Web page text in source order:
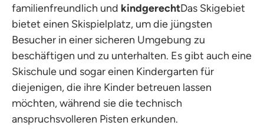
familienfreundlich und kindgerechtDas Skigebiet
bietet einen Skispielplatz, um die jüngsten
Besucher in einer sicheren Umgebung zu
beschäftigen und zu unterhalten. Es gibt auch eine
Skischule und sogar einen Kindergarten für
diejenigen, die ihre Kinder betreuen lassen
möchten, während sie die technisch
anspruchsvolleren Pisten erkunden.